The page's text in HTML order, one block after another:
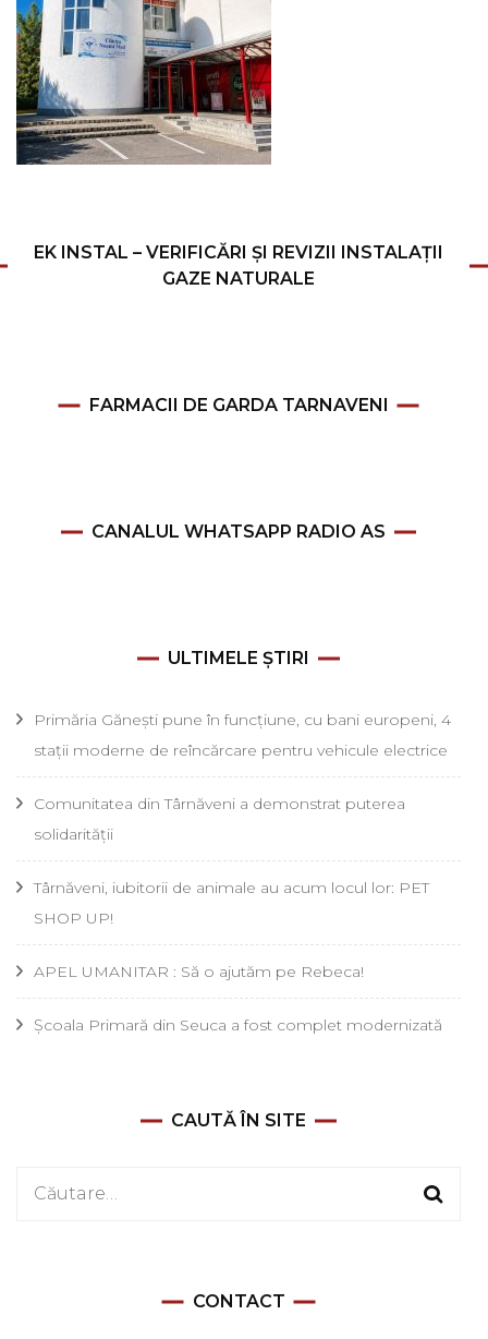
EK INSTAL – VERIFICĂRI ȘI REVIZII INSTALAȚII
GAZE NATURALE
FARMACII DE GARDA TARNAVENI
CANALUL WHATSAPP RADIO AS
ULTIMELE ȘTIRI
Primăria Gănești pune în funcțiune, cu bani europeni, 4
stații moderne de reîncărcare pentru vehicule electrice
Comunitatea din Târnăveni a demonstrat puterea
solidarității
Târnăveni, iubitorii de animale au acum locul lor: PET
SHOP UP!
APEL UMANITAR : Să o ajutăm pe Rebeca!
Școala Primară din Seuca a fost complet modernizată
CAUTĂ ÎN SITE
Caută
CONTACT